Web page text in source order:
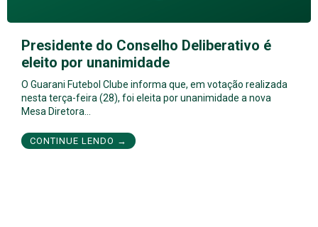
Presidente do Conselho Deliberativo é
eleito por unanimidade
O Guarani Futebol Clube informa que, em votação realizada
nesta terça-feira (28), foi eleita por unanimidade a nova
Mesa Diretora…
CONTINUE LENDO →